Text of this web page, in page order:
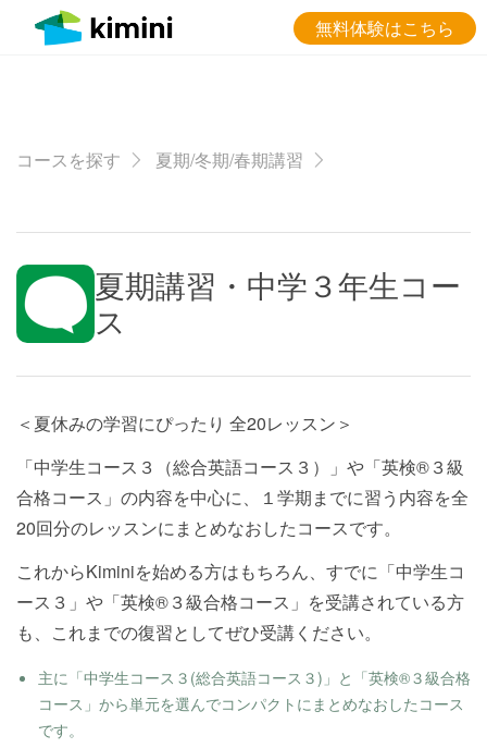
無料体験はこちら
コースを探す 夏期/冬期/春期講習
夏期講習・中学３年生コー
ス
＜夏休みの学習にぴったり 全20レッスン＞
「中学生コース３（総合英語コース３）」や「英検®３級
合格コース」の内容を中心に、１学期までに習う内容を全
20回分のレッスンにまとめなおしたコースです。
これからKiminiを始める方はもちろん、すでに「中学生コ
ース３」や「英検®３級合格コース」を受講されている方
も、これまでの復習としてぜひ受講ください。
主に「中学生コース３(総合英語コース３)」と「英検®３級合格
コース」から単元を選んでコンパクトにまとめなおしたコース
です。